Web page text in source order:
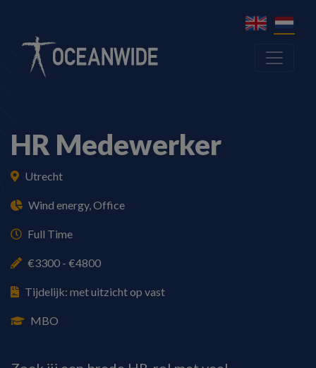
HR Medewerker
Utrecht
Wind energy, Office
Full Time
€3300 - €4800
Tijdelijk: met uitzicht op vast
MBO